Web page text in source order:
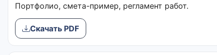
Портфолио, смета-пример, регламент работ.
Скачать PDF